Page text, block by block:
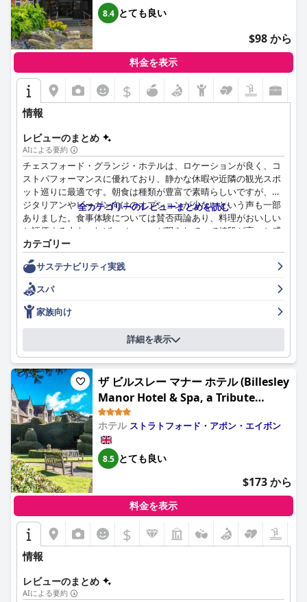
8.4 とても良い
$98 から
料金を表示
$
情報
レビューのまとめ
AIによる要約
チェスフォード・グランジ・ホテルは、ロケーションが良く、コ
ストパフォーマンスに優れており、静かな休暇や近隣の観光スポ
ット巡りに最適です。朝食は種類が豊富で素晴らしいですが、ベ
ジタリアンやビーガン向けのオプションが少ないという声も一部
ありました。食事体験については賛否両論あり、料理がおいしい
と評価する人もいれば、メニューが限られていて値段が高いと感
じる人もいました。ホテルには様々なタイプの客室があり、改装
されたばかりの客室にはモダンな内装と豪華なバスルームが備わ
っていますが、清掃に関する問題点が指摘されている客室もあり
ました。スタッフはフレンドリーで親切、そして協力的ですが、
サービスが遅かったり、マネジメントが不親切だったという意見
もありました。ホテルは家族連れに優しく、犬は無料で宿泊で
き、子供から大人まで楽しめる素晴らしいプールがあります。ベ
ッドは非常に快適ですが、ベッドが汚れていたり、寝心地が良く
なかったという意見もありました。ホテルは犬連れに非常に寛容
ですが、場所によっては犬の毛が落ちている可能性があります。
全体として、チェスフォード・グランジ・ホテルは、快適で楽し
い滞在を提供しています。
全カテゴリーのレビューまとめを読む
カテゴリー
サステナビリティ実践
スパ
家族向け
詳細を表示
ザ ビルスレー マナー ホテル (Billesley
Manor Hotel & Spa, a Tribute
Portfolio Hotel)
ホテル ストラトフォード・アポン・エイボン
8.5 とても良い
$173 から
料金を表示
$
情報
レビューのまとめ
AIによる要約